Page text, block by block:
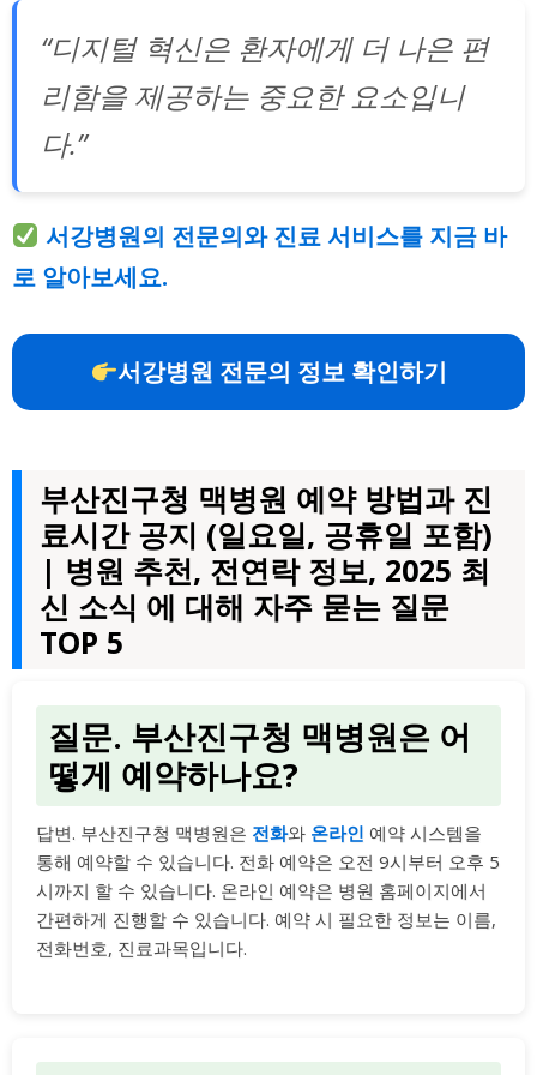
“디지털 혁신은 환자에게 더 나은 편
리함을 제공하는 중요한 요소입니
다.”
서강병원의 전문의와 진료 서비스를 지금 바
로 알아보세요.
서강병원 전문의 정보 확인하기
부산진구청 맥병원 예약 방법과 진
료시간 공지 (일요일, 공휴일 포함)
| 병원 추천, 전연락 정보, 2025 최
신 소식 에 대해 자주 묻는 질문
TOP 5
질문. 부산진구청 맥병원은 어
떻게 예약하나요?
답변. 부산진구청 맥병원은 전화와 온라인 예약 시스템을
통해 예약할 수 있습니다. 전화 예약은 오전 9시부터 오후 5
시까지 할 수 있습니다. 온라인 예약은 병원 홈페이지에서
간편하게 진행할 수 있습니다. 예약 시 필요한 정보는 이름,
전화번호, 진료과목입니다.